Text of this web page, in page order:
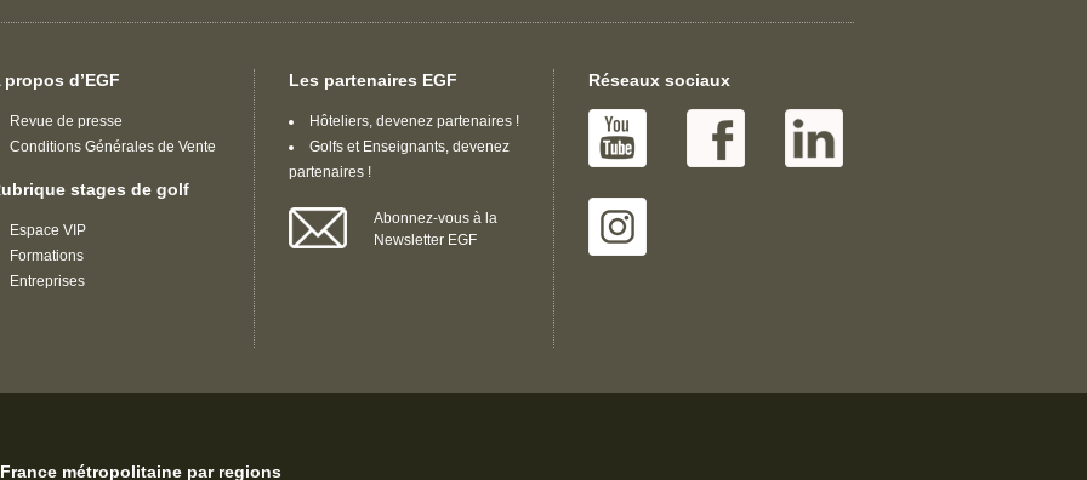
propos d’EGF
Revue de presse
Conditions Générales de Vente
stages de golf
Espace VIP
Formations
Entreprises
Les partenaires EGF
Hôteliers, devenez partenaires !
Golfs et Enseignants, devenez
partenaires !
Abonnez-vous à la
Newsletter EGF
Réseaux sociaux
métropolitaine par regions